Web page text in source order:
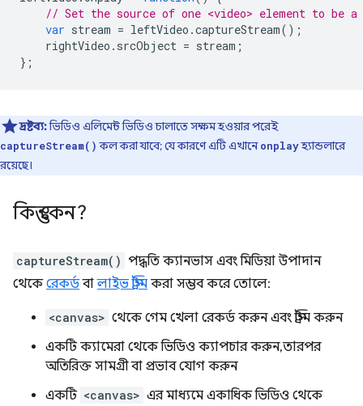
// Set the source of one <video> element to be a
var stream = leftVideo .captureStream();
rightVideo . srcObject = stream ;
};
দ্রষ্টব্য:ভিডিও এলিমেন্ট ভিডিও চালাতে সক্ষম হওয়ার পরেই
captureStream() কল করা যাবে; যে কারণে এটি এখানেonplayহ্যান্ডলারে
রয়েছে।
কিন্তু কেন?
captureStream() পদ্ধতি ক্যানভাস এবং মিডিয়া উপাদান
থেকেরেকর্ডবালাইভ স্ট্রিম করা সম্ভব করে তোলে:
<canvas> থেকে গেম খেলা রেকর্ড করুন এবং স্ট্রিম করুন
একটি ক্যামেরা থেকে ভিডিও ক্যাপচার করুন, তারপর
অতিরিক্ত সামগ্রী বা প্রভাব যোগ করুন
একটি <canvas> এর মাধ্যমে একাধিক ভিডিও থেকে